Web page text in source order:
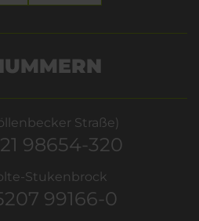
Straße)
98654-320
Stukenbrock
99166-0